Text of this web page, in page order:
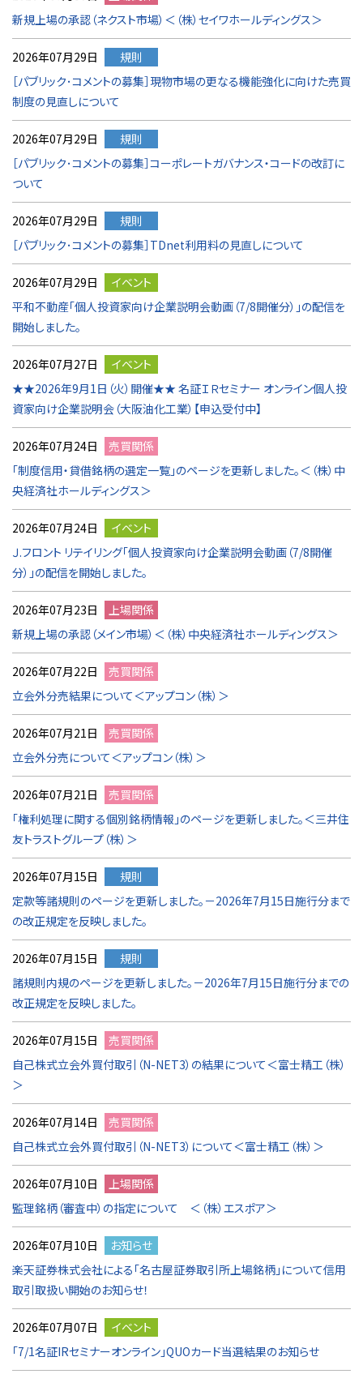
新規上場の承認（ネクスト市場）＜（株）セイワホールディングス＞
2026年07月29日
規則
［パブリック･コメントの募集］現物市場の更なる機能強化に向けた売買
制度の見直しについて
2026年07月29日
規則
［パブリック･コメントの募集］コーポレートガバナンス・コードの改訂に
ついて
2026年07月29日
規則
［パブリック･コメントの募集］TDnet利用料の見直しについて
2026年07月29日
イベント
平和不動産「個人投資家向け企業説明会動画（7/8開催分）」の配信を
開始しました。
2026年07月27日
イベント
★★2026年9月1日（火）開催★★ 名証ＩＲセミナー オンライン個人投
資家向け企業説明会（大阪油化工業）【申込受付中】
2026年07月24日
売買関係
「制度信用・貸借銘柄の選定一覧」のページを更新しました。＜（株）中
央経済社ホールディングス＞
2026年07月24日
イベント
Ｊ.フロント リテイリング「個人投資家向け企業説明会動画（7/8開催
分）」の配信を開始しました。
2026年07月23日
上場関係
新規上場の承認（メイン市場）＜（株）中央経済社ホールディングス＞
2026年07月22日
売買関係
立会外分売結果について＜アップコン（株）＞
2026年07月21日
売買関係
立会外分売について＜アップコン（株）＞
2026年07月21日
売買関係
「権利処理に関する個別銘柄情報」のページを更新しました。＜三井住
友トラストグループ（株）＞
2026年07月15日
規則
定款等諸規則のページを更新しました。－2026年7月15日施行分まで
の改正規定を反映しました。
2026年07月15日
規則
諸規則内規のページを更新しました。－2026年7月15日施行分までの
改正規定を反映しました。
2026年07月15日
売買関係
自己株式立会外買付取引（N-NET3）の結果について＜富士精工（株）
＞
2026年07月14日
売買関係
自己株式立会外買付取引（N-NET3）について＜富士精工（株）＞
2026年07月10日
上場関係
監理銘柄（審査中）の指定について ＜（株）エスポア＞
2026年07月10日
お知らせ
楽天証券株式会社による「名古屋証券取引所上場銘柄」について信用
取引取扱い開始のお知らせ！
2026年07月07日
イベント
「7/1名証IRセミナーオンライン」QUOカード当選結果のお知らせ